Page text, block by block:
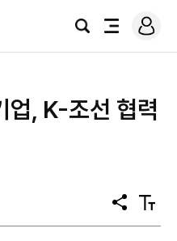
검
전
로
그
업, K-조선 협력
공
유
텍
스